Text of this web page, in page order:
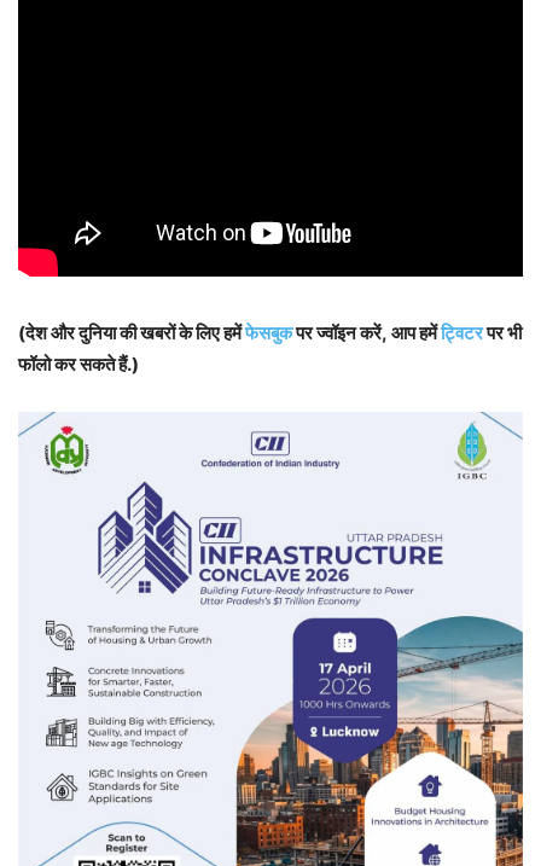
(देश और दुनिया की खबरों के लिए हमेंफेसबुकपर ज्वॉइन करें, आप हमेंट्विटरपर भी
फॉलो कर सकते हैं.)